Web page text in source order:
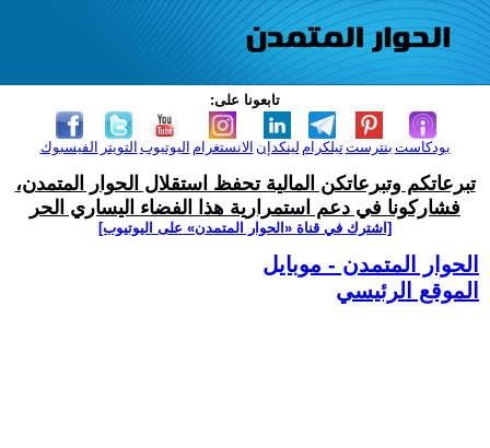
تابعونا على:
الفيسبوك التويتر اليوتيوب الانستغرام لينكدإن تيلكرامبنترست بودكاست
تبرعاتكم وتبرعاتكن المالية تحفظ استقلال الحوار المتمدن،
فشاركونا في دعم استمرارية هذا الفضاء اليساري الحر
[اشترك في قناة ‫«الحوار المتمدن» على اليوتيوب]
الحوار المتمدن - موبايل
الموقع الرئيسي